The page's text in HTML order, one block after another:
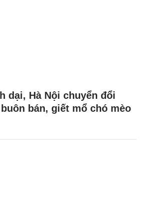
dại, Hà Nội chuyển đổi
bán, giết mổ chó mèo